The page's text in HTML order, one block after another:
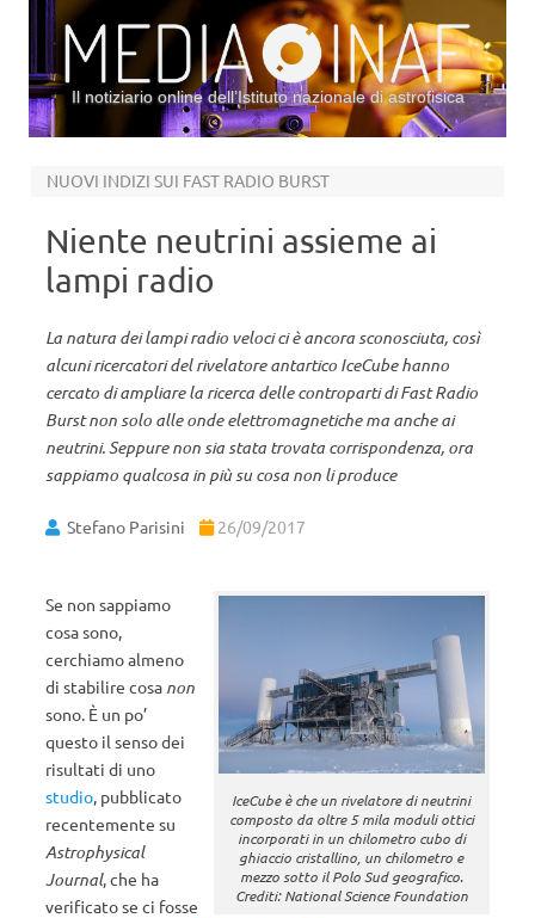
Il notiziario online dell’Istituto nazionale di astrofisica
NUOVI INDIZI SUI FAST RADIO BURST
Niente neutrini assieme ai
lampi radio
La natura dei lampi radio veloci ci è ancora sconosciuta, così
alcuni ricercatori del rivelatore antartico IceCube hanno
cercato di ampliare la ricerca delle controparti di Fast Radio
Burst non solo alle onde elettromagnetiche ma anche ai
neutrini. Seppure non sia stata trovata corrispondenza, ora
sappiamo qualcosa in più su cosa non li produce
Stefano Parisini 26/09/2017
IceCube è che un rivelatore di neutrini
composto da oltre 5 mila moduli ottici
incorporati in un chilometro cubo di
ghiaccio cristallino, un chilometro e
mezzo sotto il Polo Sud geografico.
Crediti: National Science Foundation
Se non sappiamo
cosa sono,
cerchiamo almeno
di stabilire cosa non
sono. È un po’
questo il senso dei
risultati di uno
studio, pubblicato
recentemente su
Astrophysical
Journal, che ha
verificato se ci fosse